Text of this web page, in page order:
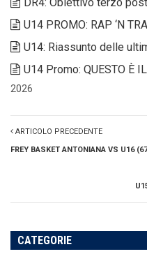
U14 PROMO: RAP ‘N
U14: Riassunto delle
U14 Promo: QUESTO È
2026
ARTICOLO PRECEDENTE
FREY BASKET ANTONIANA VS U16
CATEGORIE